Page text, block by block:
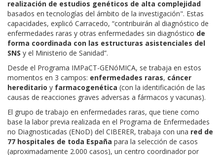
realización de estudios genéticos de alta complejidad
basados en tecnologías del ámbito de la investigación". Estas
capacidades, explicó Carracedo, “contribuirán al diagnóstico de
enfermedades raras y otras enfermedades sin diagnóstico de
forma coordinada con las estructuras asistenciales del
SNS y el Ministerio de Sanidad”.
Desde el Programa IMPaCT-GENóMICA, se trabaja en estos
momentos en 3 campos: enfermedades raras, cáncer
hereditario y farmacogenética (con la identificación de las
causas de reacciones graves adversas a fármacos y vacunas).
El grupo de trabajo en enfermedades raras, que tiene como
base la labor previa realizada en el Programa de Enfermedades
no Diagnosticadas (ENoD) del CIBERER, trabaja con una red de
77 hospitales de toda España para la selección de casos
(aproximadamente 2.000 casos), un centro coordinador por